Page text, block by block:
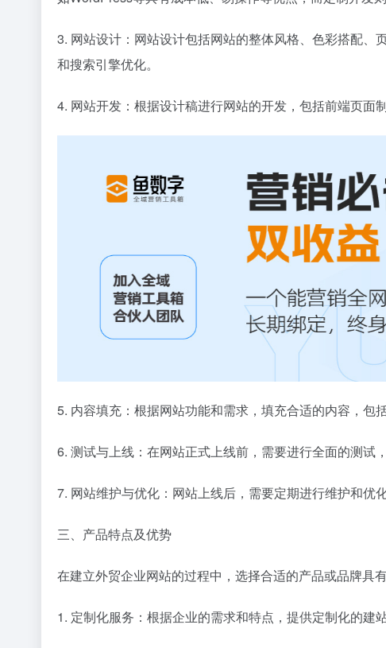
3. 网站设计：网站设计包括网站的整体风格、色彩搭配
和搜索引擎优化。
4. 网站开发：根据设计稿进行网站的开发，包括前端页面
5. 内容填充：根据网站功能和需求，填充合适的内容，包
6. 测试与上线：在网站正式上线前，需要进行全面的测试
7. 网站维护与优化：网站上线后，需要定期进行维护和优
三、产品特点及优势
在建立外贸企业网站的过程中，选择合适的产品或品牌具
1. 定制化服务：根据企业的需求和特点，提供定制化的建